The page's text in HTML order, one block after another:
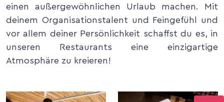
einen außergewöhnlichen Urlaub machen. Mit
deinem Organisationstalent und Feingefühl und
vor allem deiner Persönlichkeit schaffst du es, in
unseren Restaurants eine einzigartige
Atmosphäre zu kreieren!